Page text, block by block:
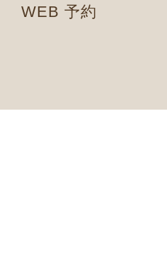
WEB 予約